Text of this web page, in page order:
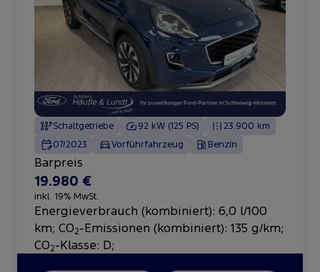
Schaltgetriebe 92 kW (125 PS)
23.900 km
07/2023
Vorführfahrzeug Benzin
Barpreis
19.980 €
inkl. 19% MwSt.
Energieverbrauch (kombiniert): 6,0 l/100
km; CO2-Emissionen (kombiniert): 135 g/km;
CO2-Klasse: D;